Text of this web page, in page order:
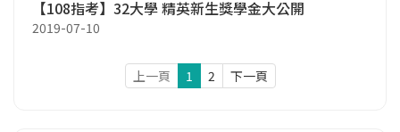
【108指考】32大學 精英新生獎學金大公開
2019-07-10
上一頁 1 2 下一頁